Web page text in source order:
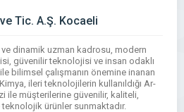
Messenger
Tic. A.Ş. Kocaeli
dinamik uzman kadrosu, modern
güvenilir teknolojisi ve insan odaklı
ile bilimsel çalışmanın önemine inanan
ileri teknolojilerin kullanıldığı Ar-
ile müşterilerine güvenilir, kaliteli,
teknolojik ürünler sunmaktadır.